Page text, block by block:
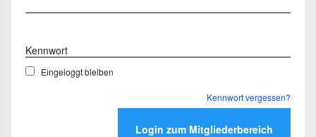
Kennwort
Eingeloggt bleiben
Kennwort vergessen?